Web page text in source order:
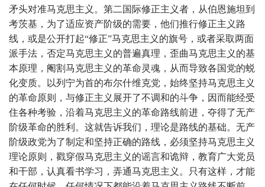
矛头对准马克思主义。第二国际修正主义者，从伯恩施坦到
考茨基，为了适应资产阶级的需要，他们推行修正主义路
线，或是公开打起“修正”马克思主义的旗号，或者采取两面
派手法，否定马克思主义的普遍真理，歪曲马克思主义的基
本原理，阉割马克思主义的革命灵魂，从而导致各国党的蜕
化变质。以列宁为首的布尔什维克党，始终坚持马克思主义
的革命原则，与修正主义展开了不调和的斗争，因而能经受
住各种考验，沿着马克思主义的革命路线前进，夺得了无产
阶级革命的胜利。这就告诉我们，理论是路线的基础。无产
阶级政党为了制定和坚持正确的路线，必须坚持马克思主义
理论原则，戳穿假马克思主义的谣言和诡辩，教育广大党员
和干部，认真看书学习，弄通马克思主义。只有这样，才能